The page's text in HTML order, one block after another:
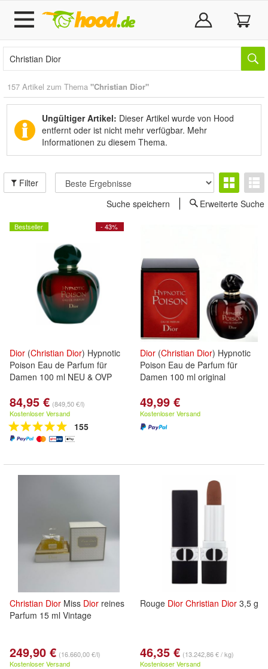
157 Artikel zum Thema "Christian Dior"
Ungültiger Artikel: Dieser Artikel wurde von Hood
entfernt oder ist nicht mehr verfügbar. Mehr
Informationen zu diesem Thema.
Filter
Suche speichern
Erweiterte Suche
- 43%
Bestseller
Dior (Christian Dior) Hypnotic
Poison Eau de Parfum für
Damen 100 ml NEU & OVP
84,95 € (849,50 €/l)
Kostenloser Versand
155
Dior (Christian Dior) Hypnotic
Poison Eau de Parfum für
Damen 100 ml original
49,99 €
Kostenloser Versand
Christian Dior Miss Dior reines
Parfum 15 ml Vintage
249,90 € (16.660,00 €/l)
Kostenloser Versand
Rouge Dior Christian Dior 3,5 g
46,35 € (13.242,86 € / kg)
Kostenloser Versand